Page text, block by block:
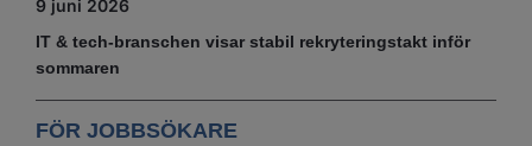
9 juni 2026
IT & tech‑branschen visar stabil rekryteringstakt inför
sommaren
FÖR JOBBSÖKARE